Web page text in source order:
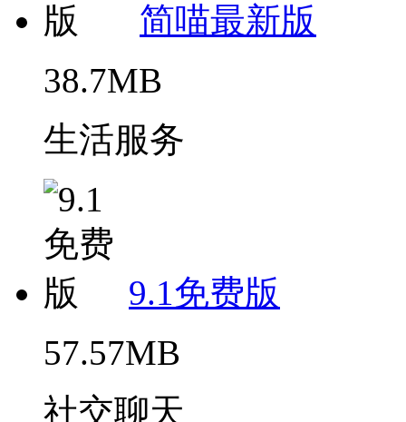
简喵最新版
38.7MB
生活服务
9.1免费版
57.57MB
社交聊天